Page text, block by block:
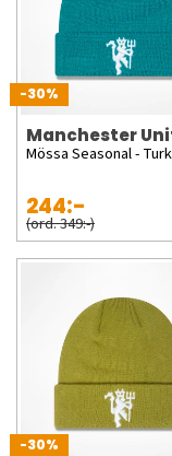
-30%
Manchester
Mössa Seasonal -
244:-
(ord. 349:-)
-30%